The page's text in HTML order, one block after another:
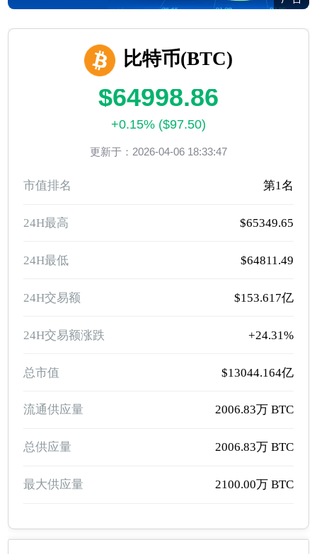
比特币(BTC)
$64998.86
+0.15% ($97.50)
更新于：2026-04-06 18:33:47
市值排名 第1名
24H最高 $65349.65
24H最低 $64811.49
24H交易额 $153.617亿
24H交易额涨跌 +24.31%
总市值 $13044.164亿
流通供应量 2006.83万 BTC
总供应量 2006.83万 BTC
最大供应量 2100.00万 BTC